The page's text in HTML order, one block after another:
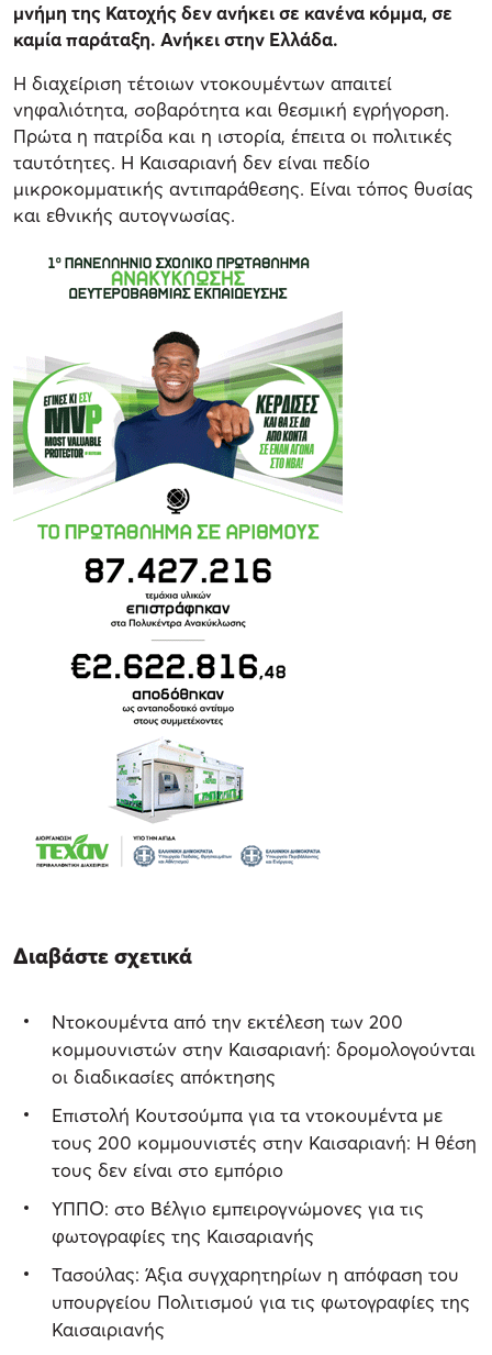
μνήμη της Κατοχής δεν ανήκει σε κανένα κόμμα, σε
καμία παράταξη. Ανήκει στην Ελλάδα.
Η διαχείριση τέτοιων ντοκουμέντων απαιτεί
νηφαλιότητα, σοβαρότητα και θεσμική εγρήγορση.
Πρώτα η πατρίδα και η ιστορία, έπειτα οι πολιτικές
ταυτότητες. Η Καισαριανή δεν είναι πεδίο
μικροκομματικής αντιπαράθεσης. Είναι τόπος θυσίας
και εθνικής αυτογνωσίας.
Διαβάστε σχετικά
Ντοκουμέντα από την εκτέλεση των 200
κομμουνιστών στην Καισαριανή: δρομολογούνται
οι διαδικασίες απόκτησης
Επιστολή Κουτσούμπα για τα ντοκουμέντα με
τους 200 κομμουνιστές στην Καισαριανή: Η θέση
τους δεν είναι στο εμπόριο
ΥΠΠΟ: στο Βέλγιο εμπειρογνώμονες για τις
φωτογραφίες της Καισαριανής
Τασούλας: Άξια συγχαρητηρίων η απόφαση του
υπουργείου Πολιτισμού για τις φωτογραφίες της
Καισαιριανής